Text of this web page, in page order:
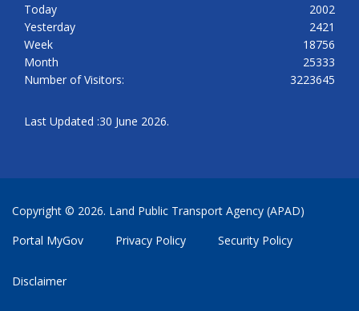
Today
2002
Yesterday
2421
Week
18756
Month
25333
Number of Visitors:
3223645
Last Updated :30 June 2026.
Copyright © 2026. Land Public Transport Agency (APAD)
Portal MyGov
Privacy Policy Security Policy
Disclaimer